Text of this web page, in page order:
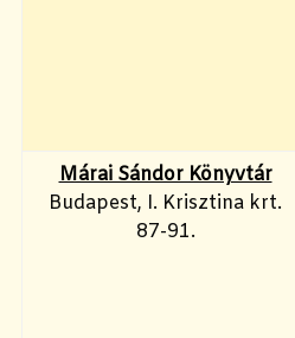
Márai Sándor Könyvtár
Budapest, I. Krisztina krt.
87-91.